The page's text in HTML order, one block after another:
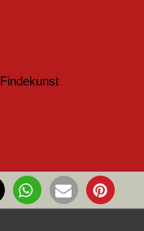
Findekunst